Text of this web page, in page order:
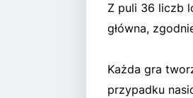
Z puli 36 liczb
główna,
Każda gra
przypadku